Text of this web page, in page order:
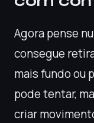
Agora pense
consegue
mais fundo ou
pode tentar,
criar